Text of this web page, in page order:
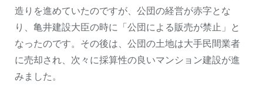
造りを進めていたのですが、公団の経営が赤字とな
り、亀井建設大臣の時に「公団による販売が禁止」と
なったのです。その後は、公団の土地は大手民間業者
に売却され、次々に採算性の良いマンション建設が進
みました。